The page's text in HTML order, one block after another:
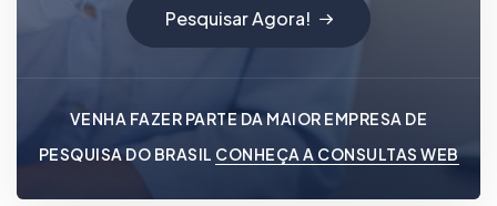
Pesquisar Agora!
VENHA FAZER PARTE DA MAIOR EMPRESA DE
PESQUISA DO BRASIL CONHEÇA A CONSULTAS WEB